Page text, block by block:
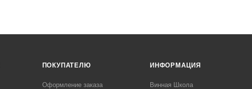
ПОКУПАТЕЛЮ
Оформление заказа
ИНФОРМАЦИЯ
Винная Школа